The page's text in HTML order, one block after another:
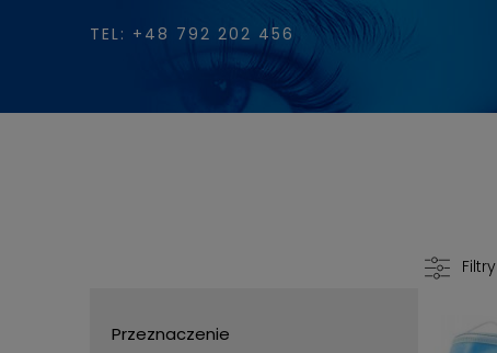
TEL: +48 792 202 456
Przeznaczenie
Filtry